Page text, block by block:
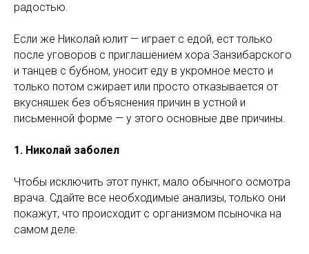
радостью.
Если же Николай юлит — играет с едой, ест только
после уговоров с приглашением хора Занзибарского
и танцев с бубном, уносит еду в укромное место и
только потом сжирает или просто отказывается от
вкусняшек без объяснения причин в устной и
письменной форме — у этого основные две причины.
1. Николай заболел
Чтобы исключить этот пункт, мало обычного осмотра
врача. Сдайте все необходимые анализы, только они
покажут, что происходит с организмом псыночка на
самом деле.